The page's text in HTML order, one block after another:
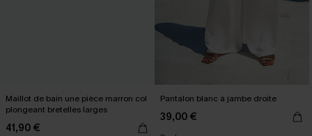
Maillot de bain une pièce marron col
plongeant bretelles larges
41,90 €
Pantalon blanc à jambe droite
39,00 €